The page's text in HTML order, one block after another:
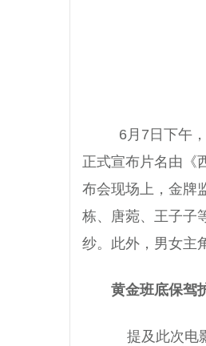
6月7日下午
正式宣布片名由《
布会现场上，金牌
栋、唐菀、王子子
纱。此外，男女主
黄金班底保驾
提及此次电